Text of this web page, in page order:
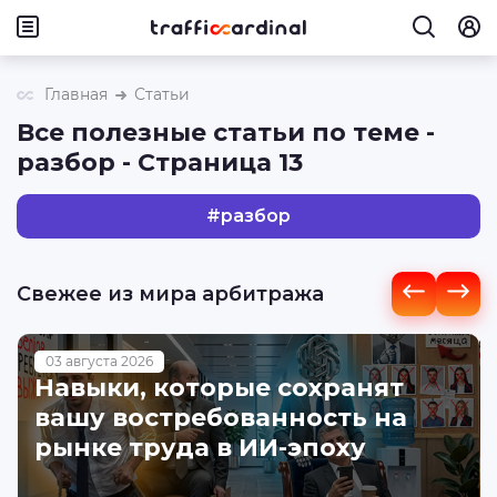
Главная Статьи
Все полезные статьи по теме -
разбор - Страница 13
#разбор
Свежее из мира арбитража
03 августа 2026
Навыки, которые сохранят
вашу востребованность на
рынке труда в ИИ-эпоху